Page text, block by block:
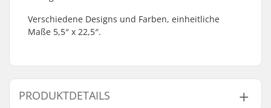
Verschiedene Designs und Farben, einheitliche
Maße 5,5″ x 22,5″.
PRODUKTDETAILS